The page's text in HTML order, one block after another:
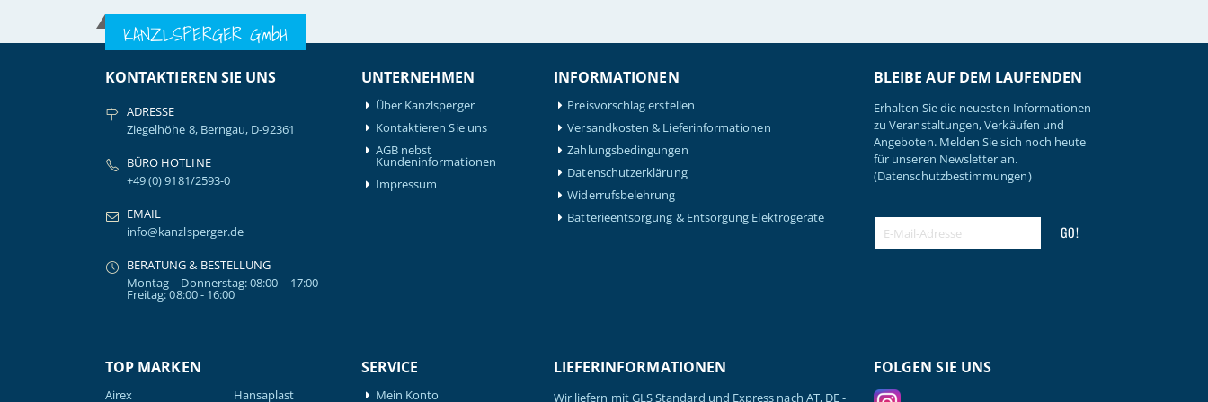
KANZLSPERGER GmbH
KONTAKTIEREN SIE UNS
ADRESSE
Ziegelhöhe 8, Berngau, D-92361
BÜRO HOTLINE
+49 (0) 9181/2593-0
EMAIL
info@kanzlsperger.de
BERATUNG & BESTELLUNG
Montag – Donnerstag: 08:00 – 17:00
Freitag: 08:00 - 16:00
UNTERNEHMEN
Über Kanzlsperger
Kontaktieren Sie uns
AGB nebst
Kundeninformationen
Impressum
INFORMATIONEN
Preisvorschlag erstellen
Versandkosten & Lieferinformationen
Zahlungsbedingungen
Datenschutzerklärung
Widerrufsbelehrung
Batterieentsorgung & Entsorgung Elektrogeräte
BLEIBE AUF DEM LAUFENDEN
Erhalten Sie die neuesten Informationen
zu Veranstaltungen, Verkäufen und
Angeboten. Melden Sie sich noch heute
für unseren Newsletter an.
(Datenschutzbestimmungen)
GO!
TOP MARKEN
Airex Hansaplast
SERVICE
Mein Konto
LIEFERINFORMATIONEN
Wir liefern mit GLS Standard und Express nach AT, DE -
FOLGEN SIE UNS